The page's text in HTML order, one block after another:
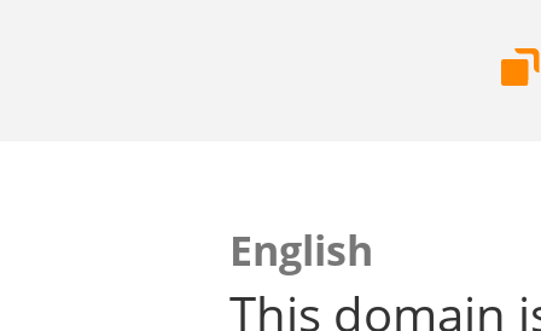
English
This domain